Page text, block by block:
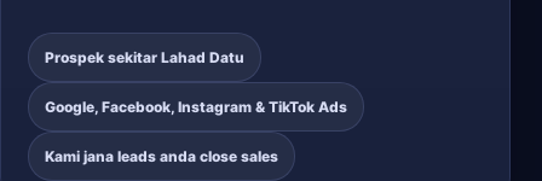
Prospek sekitar Lahad Datu
Google, Facebook, Instagram & TikTok Ads
Kami jana leads anda close sales